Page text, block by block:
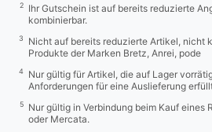
2
Ihr Gutschein ist auf bereits reduzierte
kombinierbar.
3
Nicht auf bereits reduzierte Artikel, nicht
Produkte der Marken Bretz, Anrei, pode
4
Nur gültig für Artikel, die auf Lager
Anforderungen für eine Auslieferung
5
Nur gültig in Verbindung beim Kauf eines
oder Mercata.